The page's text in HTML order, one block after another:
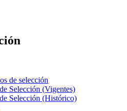
de selección
Selección (Vigentes)
Selección (Histórico)